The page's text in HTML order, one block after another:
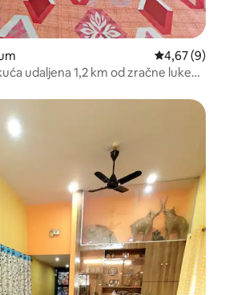
Prosječna
4,67 (9)
udaljena 1,2 km od zračne luke